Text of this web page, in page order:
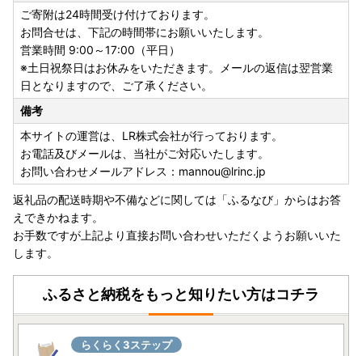
がございます。
発送不可となった場合には別の返礼品を代品としてお送りす
るなどの対応をさせていただきます。
・寄附者様ご都合での受取不可について
長期不在など、寄附者様のご都合でお受け取りできなかった
場合の再送はいたしかねます。
お受け取りできない期間があらかじめわかっている場合に
は、お手数ですがお申し込み時に「備考欄」へご記入いただ
き、必ずお知らせください。
・寄附申し込みのキャンセル、返礼品の変更・返品はできま
せん。
《熊本地震により被災された皆さまへ/配送遅延のお知ら
せ》
令和8年7月28日に発生した熊本県熊本地方を震源とする地
震により、お亡くなりになった方々に謹んでお悔やみ申し上
げます。
ご寄附は24時間受け付けております。
お問合せは、下記の時間帯にお願いいたします。
営業時間 9:00～17:00（平日）
※土日祝祭日はお休みをいただきます。メールの返信は翌営業
日となりますので、ご了承ください。
備考
本サイトの運営は、LR株式会社が行っております。
お電話及びメールは、当社がご対応いたします。
お問い合わせメールアドレス：mannou@lrinc.jp
返礼品の配送時期や不備などに関しては「ふるなび」からはお答
えできかねます。
お手数ですが上記より直接お問い合わせいただくようお願いいた
します。
ふるさと納税をもっと知りたい方はコチラ
らくらく3ステップ